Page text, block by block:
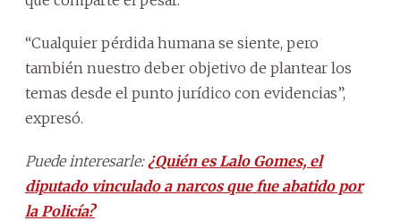
“Cualquier pérdida humana se siente, pero
también nuestro deber objetivo de plantear los
temas desde el punto jurídico con evidencias”,
expresó.
Puede interesarle:¿Quién es Lalo Gomes, el
diputado vinculado a narcos que fue abatido por
la Policía?